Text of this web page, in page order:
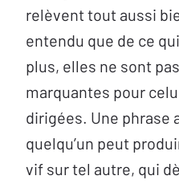
relèvent tout aussi
entendu que de ce
plus, elles ne sont
marquantes pour
dirigées. Une phrase
quelqu’un peut
vif sur tel autre, qui